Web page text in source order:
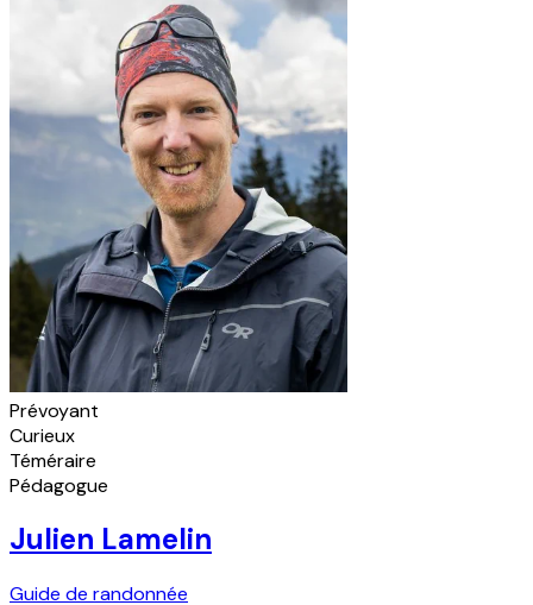
Prévoyant
Curieux
Téméraire
Pédagogue
Julien Lamelin
Guide de randonnée